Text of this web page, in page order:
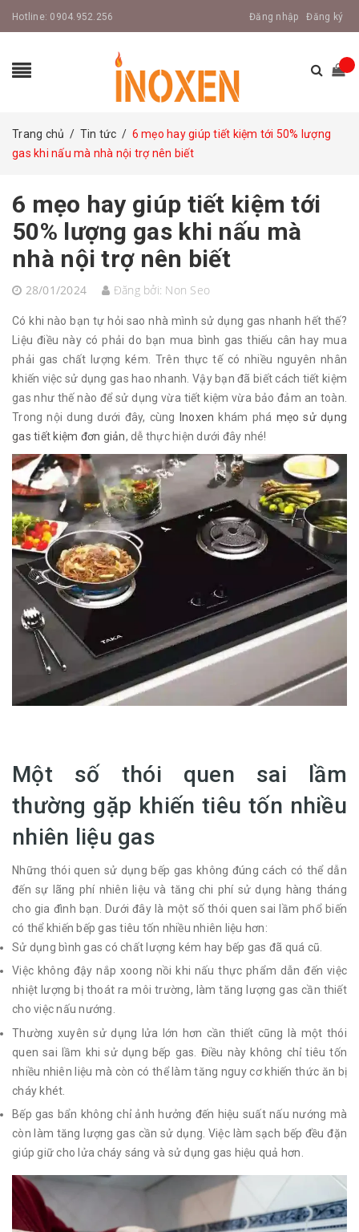
Hotline: 0904.952.256 Đăng nhập Đăng ký
Trang chủ / Tin tức / 6 mẹo hay giúp tiết kiệm tới 50% lượng
gas khi nấu mà nhà nội trợ nên biết
6 mẹo hay giúp tiết kiệm tới
50% lượng gas khi nấu mà
nhà nội trợ nên biết
28/01/2024 Đăng bởi: Non Seo
Có khi nào bạn tự hỏi sao nhà mình sử dụng gas nhanh hết thế?
Liệu điều này có phải do bạn mua bình gas thiếu cân hay mua
phải gas chất lượng kém. Trên thực tế có nhiều nguyên nhân
khiến việc sử dụng gas hao nhanh. Vậy bạn đã biết cách tiết kiệm
gas như thế nào để sử dụng vừa tiết kiệm vừa bảo đảm an toàn.
Trong nội dung dưới đây, cùng
Inoxen khám phá mẹo sử dụng
gas tiết kiệm đơn giản, dễ thực hiện dưới đây nhé!
Một số thói quen sai lầm
thường gặp khiến tiêu tốn nhiều
nhiên liệu gas
Những thói quen sử dụng bếp gas không đúng cách có thể dẫn
đến sự lãng phí nhiên liệu và tăng chi phí sử dụng hàng tháng
cho gia đình bạn. Dưới đây là một số thói quen sai lầm phổ biến
có thể khiến bếp gas tiêu tốn nhiều nhiên liệu hơn:
Sử dụng bình gas có chất lượng kém hay bếp gas đã quá cũ.
Việc không đậy nắp xoong nồi khi nấu thực phẩm dẫn đến việc
nhiệt lượng bị thoát ra môi trường, làm tăng lượng gas cần thiết
cho việc nấu nướng.
Thường xuyên sử dụng lửa lớn hơn cần thiết cũng là một thói
quen sai lầm khi sử dụng bếp gas. Điều này không chỉ tiêu tốn
nhiều nhiên liệu mà còn có thể làm tăng nguy cơ khiến thức ăn bị
cháy khét.
Bếp gas bẩn không chỉ ảnh hưởng đến hiệu suất nấu nướng mà
còn làm tăng lượng gas cần sử dụng. Việc làm sạch bếp đều đặn
giúp giữ cho lửa cháy sáng và sử dụng gas hiệu quả hơn.